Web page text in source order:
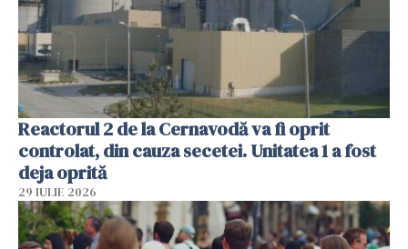
Reactorul 2 de la Cernavodă va fi oprit
controlat, din cauza secetei. Unitatea 1 a fost
deja oprită
29 IULIE 2026